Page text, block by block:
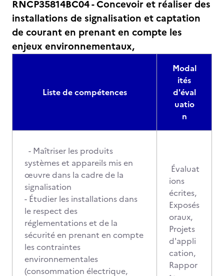
RNCP35814BC04 - Concevoir et réaliser des
installations de signalisation et captation
de courant en prenant en compte les
enjeux environnementaux,
Liste de compétences
Modal
ités
d'éval
uatio
n
- Maîtriser les produits
systèmes et appareils mis en
œuvre dans la cadre de la
signalisation
- Étudier les installations dans
le respect des
réglementations et de la
sécurité en prenant en compte
les contraintes
environnementales
(consommation électrique,
Évaluat
ions
écrites,
Exposés
oraux,
Projets
d'appli
cation,
Rappor